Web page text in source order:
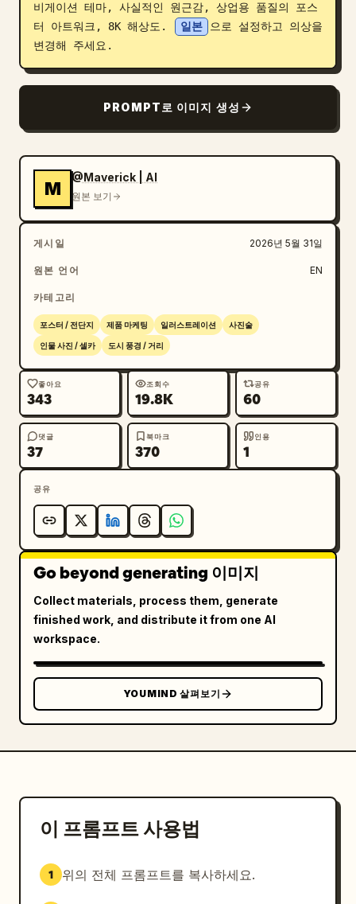
비게이션 테마, 사실적인 원근감, 상업용 품질의 포스
터 아트워크, 8K 해상도.
일본
으로 설정하고 의상을
변경해 주세요.
PROMPT로 이미지 생성
M
@Maverick | AI
원본 보기
게시일 2026년 5월 31일
원본 언어 EN
카테고리
포스터 / 전단지 제품 마케팅 일러스트레이션 사진술
인물 사진 / 셀카 도시 풍경 / 거리
좋아요
343
조회수
19.8K
공유
60
댓글
37
북마크
370
인용
1
공유
Go beyond generating 이미지
Collect materials, process them, generate
finished work, and distribute it from one AI
workspace.
YOUMIND 살펴보기
이 프롬프트 사용법
1 위의 전체 프롬프트를 복사하세요.